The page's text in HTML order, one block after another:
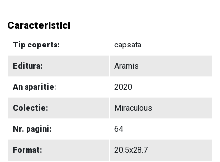
Caracteristici
Tip coperta: capsata
Editura: Aramis
An aparitie: 2020
Colectie: Miraculous
Nr. pagini: 64
Format: 20.5x28.7